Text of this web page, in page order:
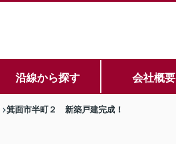
沿線から探す 会社概要
箕面市半町２ 新築戸建完成！